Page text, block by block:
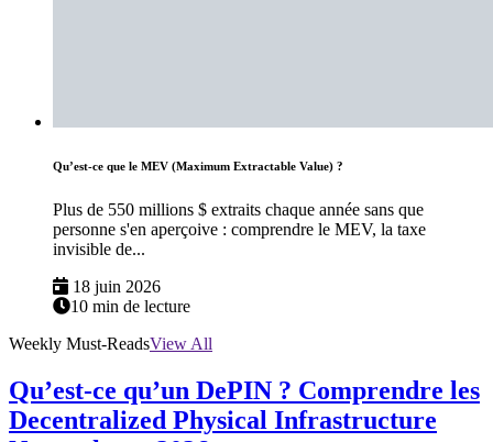
Qu’est-ce que le MEV (Maximum Extractable Value) ?
Plus de 550 millions $ extraits chaque année sans que
personne s'en aperçoive : comprendre le MEV, la taxe
invisible de...
18 juin 2026
10 min de lecture
Weekly Must-ReadsView All
Qu’est-ce qu’un DePIN ? Comprendre les
Decentralized Physical Infrastructure